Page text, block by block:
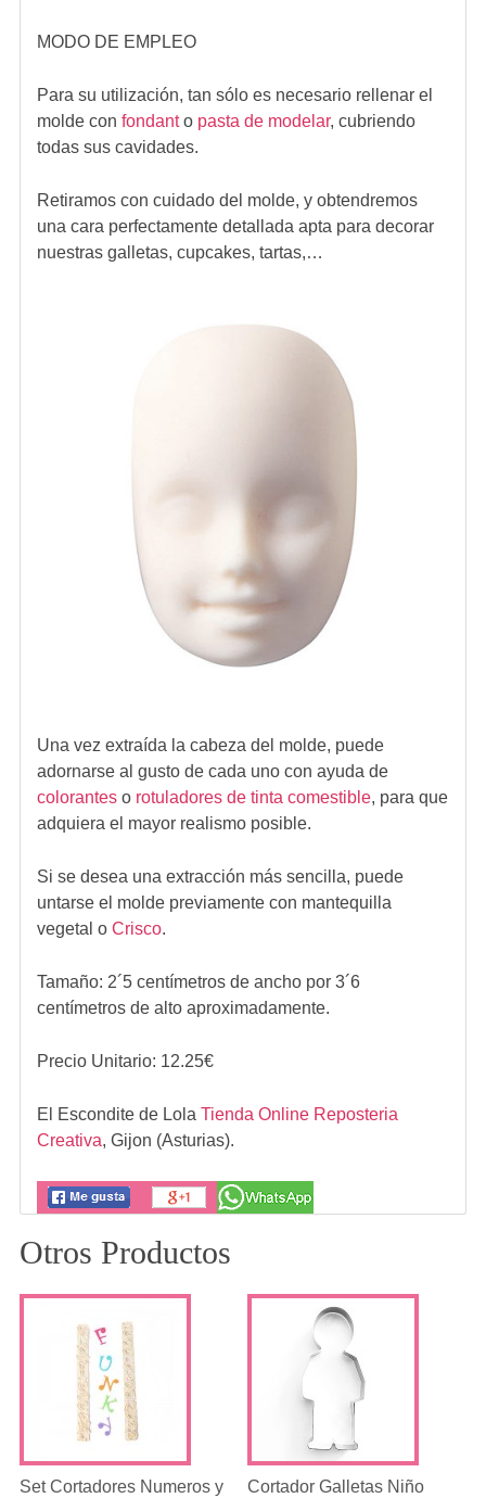
MODO DE EMPLEO
Para su utilización, tan sólo es necesario rellenar el
molde con fondanto pasta de modelar, cubriendo
todas sus cavidades.
Retiramos con cuidado del molde, y obtendremos
una cara perfectamente detallada apta para decorar
nuestras galletas, cupcakes, tartas,…
Una vez extraída la cabeza del molde, puede
adornarse al gusto de cada uno con ayuda de
coloranteso rotuladores de tinta comestible, para que
adquiera el mayor realismo posible.
Si se desea una extracción más sencilla, puede
untarse el molde previamente con mantequilla
vegetal o Crisco.
Tamaño: 2´5 centímetros de ancho por 3´6
centímetros de alto aproximadamente.
Precio Unitario: 12.25€
El Escondite de Lola Tienda Online Reposteria
Creativa, Gijon (Asturias).
Otros Productos
Set Cortadores Numeros y
Cortador Galletas Niño